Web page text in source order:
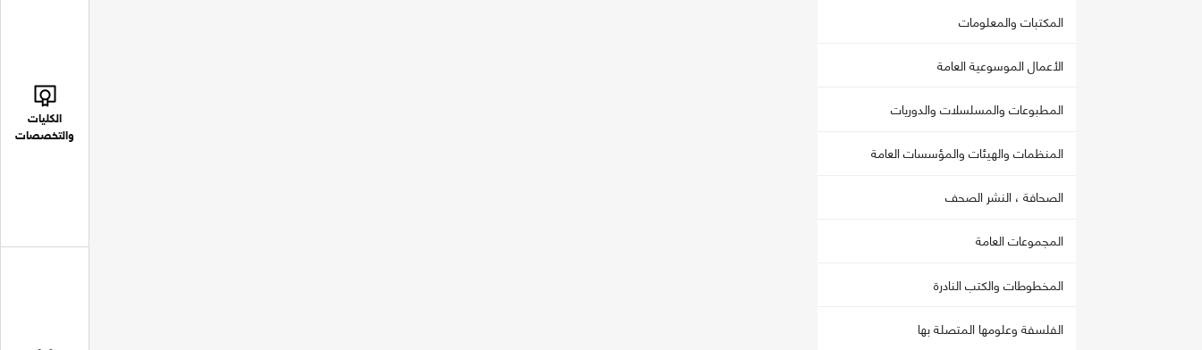
الكليات
والتخصصات
المكتبات والمعلومات
الأعمال الموسوعية العامة
المطبوعات والمسلسلات والدوريات
المنظمات والهيئات والمؤسسات العامة
الصحافة ، النشر الصحف
المجموعات العامة
المخطوطات والكتب النادرة
الفلسفة وعلومها المتصلة بها